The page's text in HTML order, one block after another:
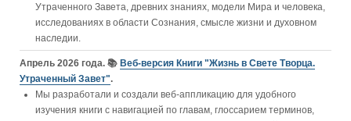
Утраченного Завета, древних знаниях, модели Мира и человека,
исследованиях в области Сознания, смысле жизни и духовном
наследии.
Апрель 2026 года. 📚 Веб-версия Книги "Жизнь в Свете Творца.
Утраченный Завет".
Мы разработали и создали веб-аппликацию для удобного
изучения книги c навигацией по главам, глоссарием терминов,